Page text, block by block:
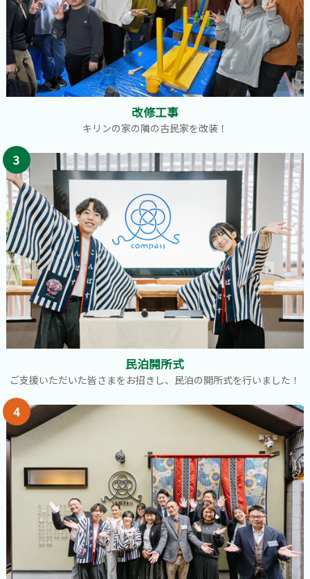
改修工事
キリンの家の隣の古民家を改装！
3
民泊開所式
ご支援いただいた皆さまをお招きし、民泊の開所式を行いました！
4